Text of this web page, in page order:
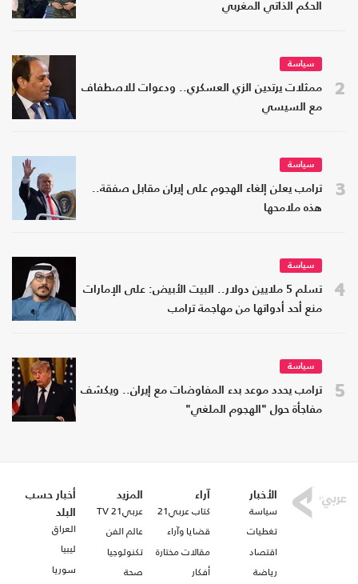
الحكم الذاتي المغربي
2
سياسة
ممثلات يرتدين الزي العسكري.. ودعوات للاصطفاف
مع السيسي
3
سياسة
ترامب يعلن إلغاء الهجوم على إيران مقابل صفقة..
هذه ملامحها
4
سياسة
تسلم 5 ملايين دولار.. البيت الأبيض: على الإمارات
منع أحد أدواتها من مهاجمة ترامب
5
سياسة
ترامب يحدد موعد بدء المفاوضات مع إيران.. ويكشف
مفاجأة حول "الهجوم الملغي"
الأخبار
سياسة
تغطيات
اقتصاد
رياضة
آراء
كتاب عربي21
قضايا وآراء
مقالات مختارة
أفكار
المزيد
عربي21 TV
عالم الفن
تكنولوجيا
صحة
أخبار حسب
البلد
العراق
ليبيا
سوريا